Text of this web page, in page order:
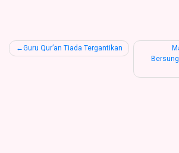
PostGuru Qur’an Tiada Tergantikan